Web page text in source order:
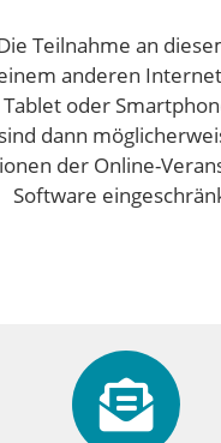
Teilnahme an
anderen
oder
dann
der Online-
Software